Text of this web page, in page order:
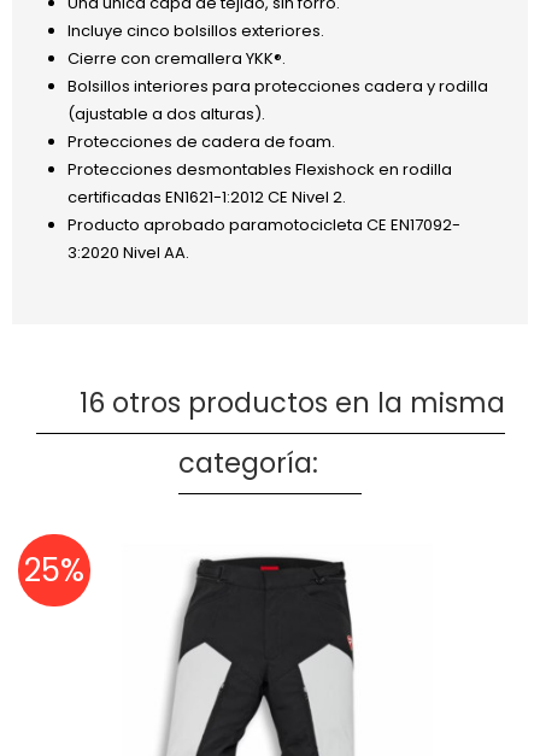
Incluye cinco bolsillos exteriores.
Cierre con cremallera YKK®.
Bolsillos interiores para protecciones cadera y rodilla
(ajustable a dos alturas).
Protecciones de cadera de foam.
Protecciones desmontables Flexishock en rodilla
certificadas EN1621-1:2012 CE Nivel 2.
Producto aprobado paramotocicleta CE EN17092-
3:2020 Nivel AA.
16 otros productos en la misma
categoría:
25%